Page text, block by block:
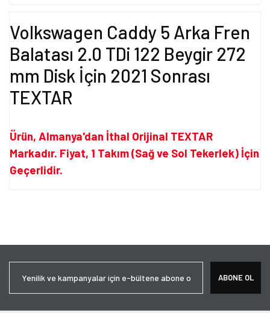
Volkswagen Caddy 5 Arka Fren
Balatası 2.0 TDi 122 Beygir 272
mm Disk İçin 2021 Sonrası
TEXTAR
Ürün, Almanya'dan İthal Orijinal TEXTAR
Markadır. Fiyat, 1 Takım (Sağ ve Sol Tekerlek) İçin
Geçerlidir.
Ürün açıklamasında eksik bilgiler bulunuyor.
ABONE OL